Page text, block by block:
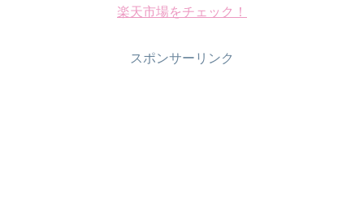
楽天市場をチェック！
スポンサーリンク